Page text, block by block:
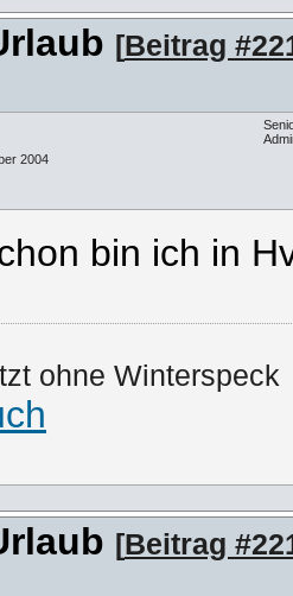
[Beitrag
2004
bin ich in
ohne Winterspeck
[Beitrag